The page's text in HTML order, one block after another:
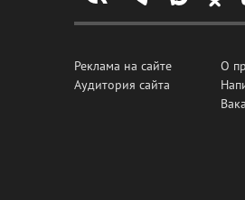
Реклама на сайте
Аудитория сайта
О